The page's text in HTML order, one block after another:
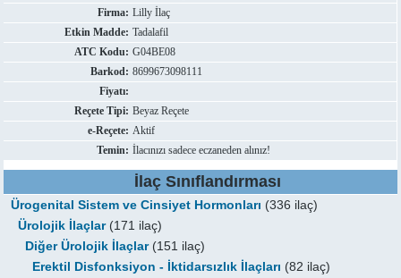
Firma: Lilly İlaç
Etkin Madde: Tadalafil
ATC Kodu: G04BE08
Barkod: 8699673098111
Fiyatı:
Reçete Tipi: Beyaz Reçete
e-Reçete: Aktif
Temin: İlacınızı sadece eczaneden alınız!
İlaç Sınıflandırması
Ürogenital Sistem ve Cinsiyet Hormonları (336 ilaç)
Ürolojik İlaçlar(171 ilaç)
Diğer Ürolojik İlaçlar(151 ilaç)
Erektil Disfonksiyon - İktidarsızlık İlaçları (82 ilaç)